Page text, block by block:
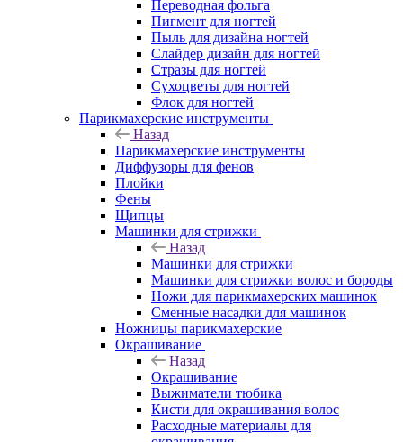
Переводная фольга
Пигмент для ногтей
Пыль для дизайна ногтей
Слайдер дизайн для ногтей
Стразы для ногтей
Сухоцветы для ногтей
Флок для ногтей
Парикмахерские инструменты
Назад
Парикмахерские инструменты
Диффузоры для фенов
Плойки
Фены
Щипцы
Машинки для стрижки
Назад
Машинки для стрижки
Машинки для стрижки волос и бороды
Ножи для парикмахерских машинок
Сменные насадки для машинок
Ножницы парикмахерские
Окрашивание
Назад
Окрашивание
Выжиматели тюбика
Кисти для окрашивания волос
Расходные материалы для